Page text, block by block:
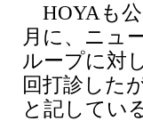
HOYAも公
月に、ニュ
ループに対
回打診した
と記してい